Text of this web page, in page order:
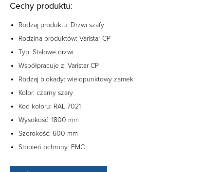
Cechy produktu:
Rodzaj produktu: Drzwi szafy
Rodzina produktów: Varistar CP
Typ: Stalowe drzwi
Współpracuje z: Varistar CP
Rodzaj blokady: wielopunktowy zamek
Kolor: czarny szary
Kod koloru: RAL 7021
Wysokość: 1800 mm
Szerokość: 600 mm
Stopień ochrony: EMC